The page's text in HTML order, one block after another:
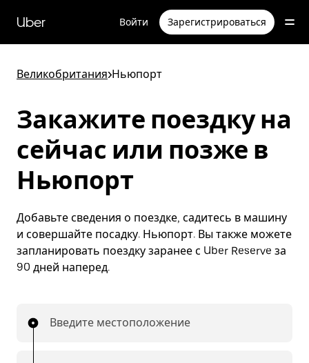
перейти
к
содержимому
Uber Войти Зарегистрироваться
Великобритания>Ньюпорт
Закажите поездку на
сейчас или позже в
Ньюпорт
Добавьте сведения о поездке, садитесь в машину
и совершайте посадку. Ньюпорт. Вы также можете
запланировать поездку заранее с Uber Reserve за
90 дней наперед.
Введите местоположение